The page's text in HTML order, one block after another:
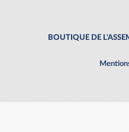
BOUTIQUE DE